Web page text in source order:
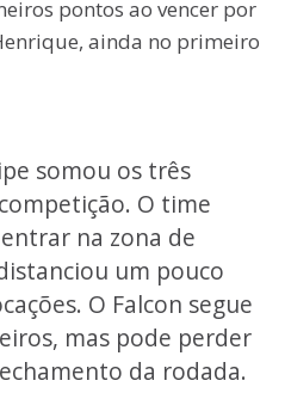
pontos ao vencer por
ainda no primeiro
somou os três
O time
na zona de
um pouco
O Falcon segue
mas pode perder
da rodada.